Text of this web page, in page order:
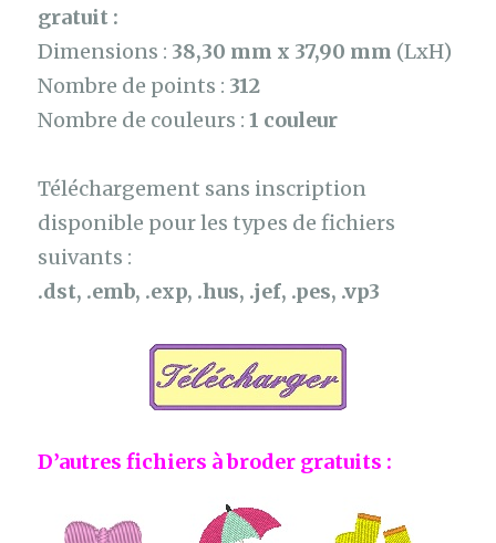
gratuit :
Dimensions : 38,30 mm x 37,90 mm (LxH)
Nombre de points : 312
Nombre de couleurs :1 couleur
Téléchargement sans inscription
disponible pour les types de fichiers
suivants :
.dst, .emb, .exp, .hus, .jef, .pes, .vp3
D’autres fichiers à broder gratuits :